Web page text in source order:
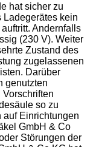
hat sicher zu
Ladegerätes kein
Andernfalls
(230 V). Weiter
Zustand des
zugelassenen
Darüber
genutzten
so zu
auf Einrichtungen
GmbH & Co
Störungen der